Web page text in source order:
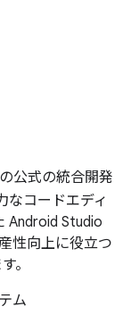
公式の統合開発
なコードエディ
Android Studio
性向上に役立つ
。
ム